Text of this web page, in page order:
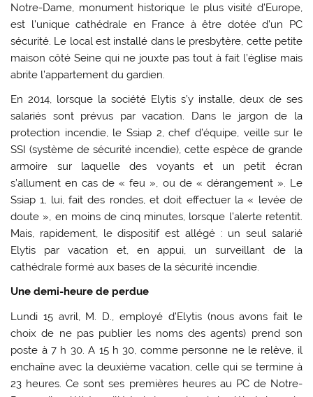
Notre-Dame, monument historique le plus visité d’Europe,
est l’unique cathédrale en France à être dotée d’un PC
sécurité. Le local est installé dans le presbytère, cette petite
maison côté Seine qui ne jouxte pas tout à fait l’église mais
abrite l’appartement du gardien.
En 2014, lorsque la société Elytis s’y installe, deux de ses
salariés sont prévus par vacation. Dans le jargon de la
protection incendie, le Ssiap 2, chef d’équipe, veille sur le
SSI (système de sécurité incendie), cette espèce de grande
armoire sur laquelle des voyants et un petit écran
s’allument en cas de « feu », ou de « dérangement ». Le
Ssiap 1, lui, fait des rondes, et doit effectuer la « levée de
doute », en moins de cinq minutes, lorsque l’alerte retentit.
Mais, rapidement, le dispositif est allégé : un seul salarié
Elytis par vacation et, en appui, un surveillant de la
cathédrale formé aux bases de la sécurité incendie.
Une demi-heure de perdue
Lundi 15 avril, M. D., employé d’Elytis (nous avons fait le
choix de ne pas publier les noms des agents) prend son
poste à 7 h 30. A 15 h 30, comme personne ne le relève, il
enchaîne avec la deuxième vacation, celle qui se termine à
23 heures. Ce sont ses premières heures au PC de Notre-